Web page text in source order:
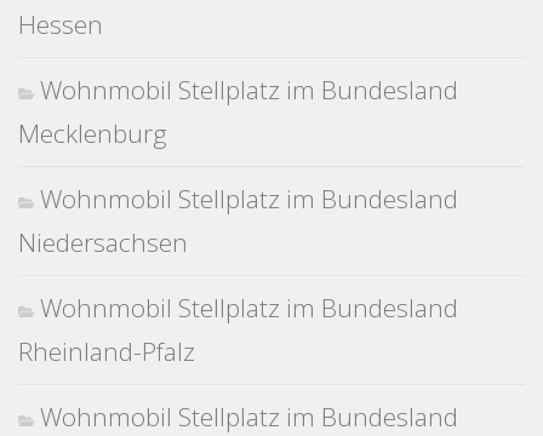
Hessen
Wohnmobil Stellplatz im Bundesland
Mecklenburg
Wohnmobil Stellplatz im Bundesland
Niedersachsen
Wohnmobil Stellplatz im Bundesland
Rheinland-Pfalz
Wohnmobil Stellplatz im Bundesland